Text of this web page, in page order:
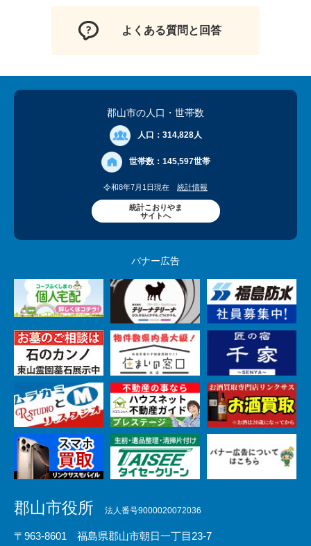
よくある質問と回答
郡山市の人口 ・世帯数
人口： 314,828人
世帯数： 145,597世帯
令和8年7月1日現在 統計情報
統計こおりやま
サイトへ
バナー広告
郡山市役所 法人番号9000020072036
〒963-8601 福島県郡山市朝日一丁目23-7